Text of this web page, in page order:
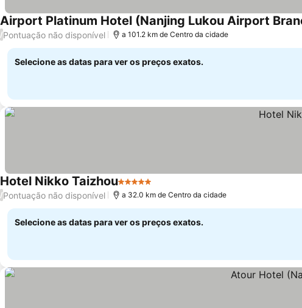
Airport Platinum Hotel (Nanjing Lukou Airport
/Pontuação não disponível a 101.2 km de Centro da cidade
Selecione as datas para ver os preços exatos.
Hotel Nikko Taizhou5 Estrelas
/Pontuação não disponível a 32.0 km de Centro da cidade
Selecione as datas para ver os preços exatos.